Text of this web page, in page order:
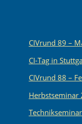
CIVrund 89 –
CI-Tag in
CIVrund 88 –
Herbstseminar